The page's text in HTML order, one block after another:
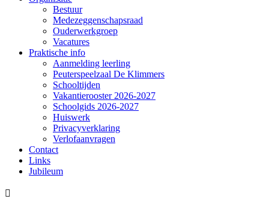
Bestuur
Medezeggenschapsraad
Ouderwerkgroep
Vacatures
Praktische info
Aanmelding leerling
Peuterspeelzaal De Klimmers
Schooltijden
Vakantierooster 2026-2027
Schoolgids 2026-2027
Huiswerk
Privacyverklaring
Verlofaanvragen
Contact
Links
Jubileum
